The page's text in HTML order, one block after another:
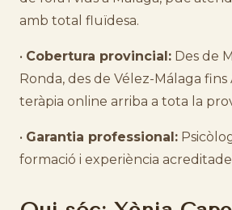
amb total fluïdesa.
• Cobertura provincial: Des de
Ronda, des de Vélez-Málaga
teràpia online arriba a tota la
• Garantia professional:
formació i experiència